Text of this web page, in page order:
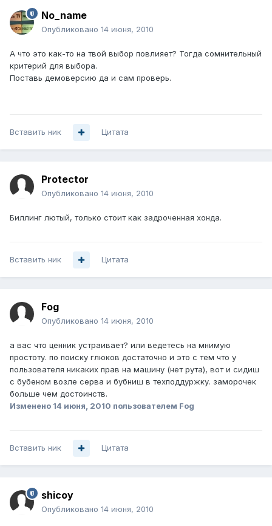
No_name
Опубликовано 14 июня, 2010
А что это как-то на твой выбор повлияет? Тогда сомнительный
критерий для выбора.
Поставь демоверсию да и сам проверь.
Вставить ник Цитата
Protector
Опубликовано 14 июня, 2010
Биллинг лютый, только стоит как задроченная хонда.
Вставить ник Цитата
Fog
Опубликовано 14 июня, 2010
а вас что ценник устраивает? или ведетесь на мнимую
простоту. по поиску глюков достаточно и это с тем что у
пользователя никаких прав на машину (нет рута), вот и сидиш
с бубеном возле серва и бубниш в техподдуржку. заморочек
больше чем достоинств.
Изменено 14 июня, 2010 пользователем Fog
Вставить ник Цитата
shicoy
Опубликовано 14 июня, 2010